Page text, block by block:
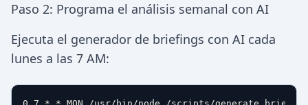
Paso 2: Programa el análisis semanal con AI
Ejecuta el generador de briefings con AI cada
lunes a las 7 AM: